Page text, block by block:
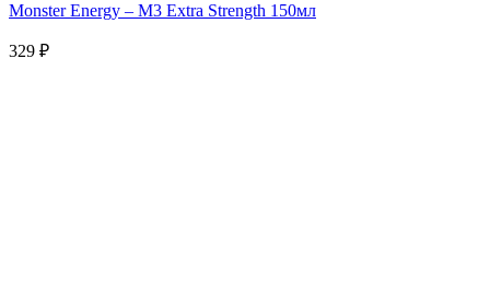
Monster Energy – M3 Extra Strength 150мл
329 ₽